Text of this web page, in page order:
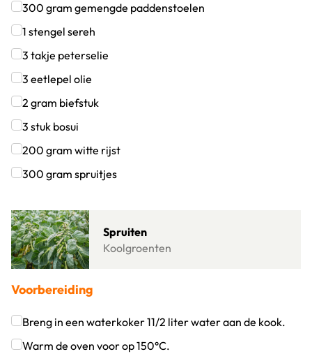
300 gram gemengde paddenstoelen
Klik om dit selectievakje aan te vinken
1 stengel sereh
Klik om dit selectievakje aan te vinken
3 takje peterselie
Klik om dit selectievakje aan te vinken
3 eetlepel olie
Klik om dit selectievakje aan te vinken
2 gram biefstuk
Klik om dit selectievakje aan te vinken
3 stuk bosui
Klik om dit selectievakje aan te vinken
200 gram witte rijst
Klik om dit selectievakje aan te vinken
300 gram spruitjes
Spruiten
Koolgroenten
Lees meer over Spruiten
Voorbereiding
Breng in een waterkoker 11/2 liter water aan de kook.
Klik om dit selectievakje aan te vinken
Warm de oven voor op 150°C.